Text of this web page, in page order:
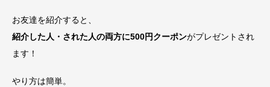
お友達を紹介すると、
紹介した人・された人の両方に500円クーポンがプレゼントされ
ます！
やり方は簡単。